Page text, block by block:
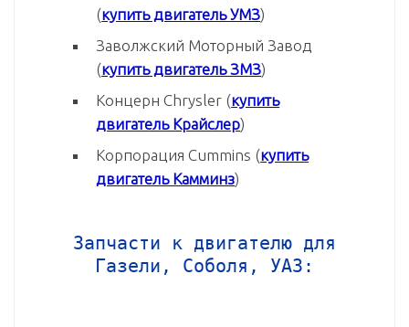
(купить двигатель УМЗ)
Заволжский Моторный Завод
(купить двигатель ЗМЗ)
Концерн Chrysler (купить
двигатель Крайслер)
Корпорация Cummins (купить
двигатель Камминз)
Запчасти к двигателю для
Газели, Соболя, УАЗ: